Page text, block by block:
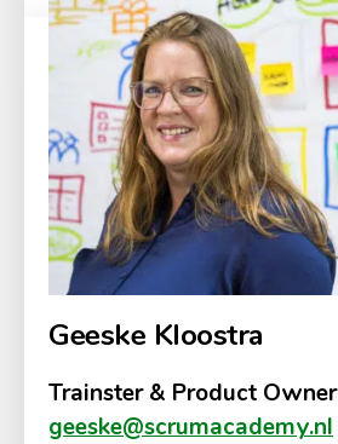
Geeske Kloostra
Trainster & Product Owner
geeske@scrumacademy.nl